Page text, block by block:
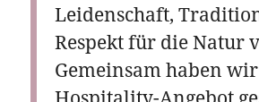
Leidenschaft,
Respekt für die Natur
Gemeinsam haben